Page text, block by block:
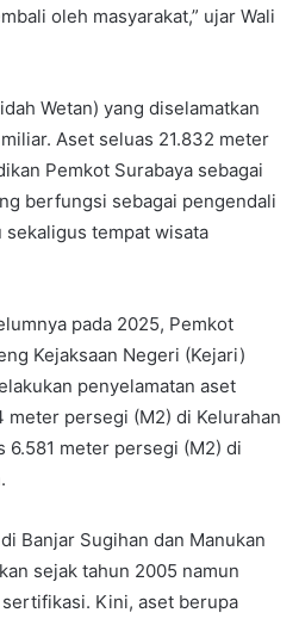
oleh masyarakat,” ujar Wali
Wetan) yang diselamatkan
Aset seluas 21.832 meter
Pemkot Surabaya sebagai
berfungsi sebagai pengendali
tempat wisata
pada 2025, Pemkot
Kejaksaan Negeri (Kejari)
penyelamatan aset
meter persegi (M2) di Kelurahan
6.581 meter persegi (M2) di
Banjar Sugihan dan Manukan
sejak tahun 2005 namun
Kini, aset berupa